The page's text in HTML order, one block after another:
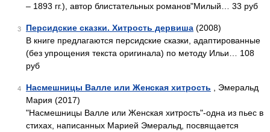
– 1893 гг.), автор блистательных романов"Милый… 33 руб
3 Персидские сказки. Хитрость дервиша (2008)
В книге предлагаются персидские сказки, адаптированные
(без упрощения текста оригинала) по методу Ильи… 108
руб
4 Насмешницы Валле или Женская хитрость , Эмеральд
Мария (2017)
"Насмешницы Валле или Женская хитрость"-одна из пьес в
стихах, написанных Марией Эмеральд, посвящается